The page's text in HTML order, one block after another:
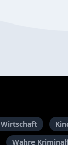
Wirtschaft
Wahre